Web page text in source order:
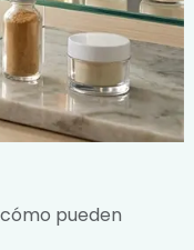
pueden